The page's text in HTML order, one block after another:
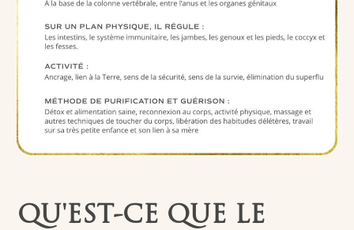
QU'EST-CE QUE LE